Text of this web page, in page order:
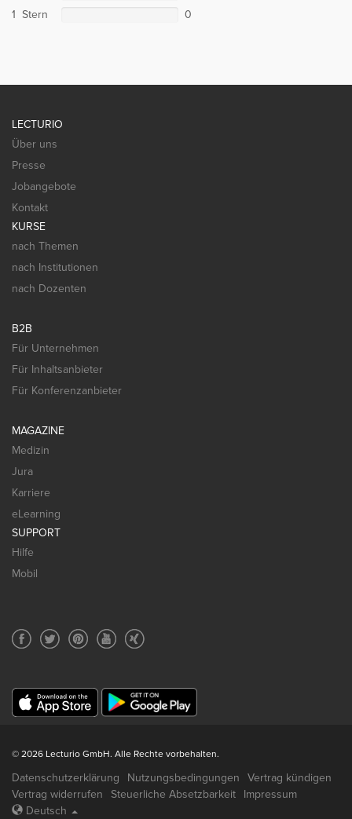
1 Stern
0
LECTURIO
Über uns
Presse
Jobangebote
Kontakt
KURSE
nach Themen
nach Institutionen
nach Dozenten
B2B
Für Unternehmen
Für Inhaltsanbieter
Für Konferenzanbieter
MAGAZINE
Medizin
Jura
Karriere
eLearning
SUPPORT
Hilfe
Mobil
© 2026 Lecturio GmbH. Alle Rechte vorbehalten.
Datenschutzerklärung Nutzungsbedingungen
Vertrag kündigen
Vertrag widerrufen
Steuerliche Absetzbarkeit
Impressum
Deutsch